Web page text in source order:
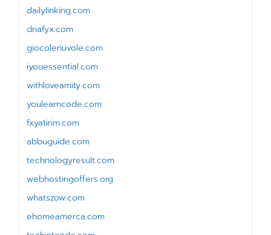
dailylinking.com
dnafyx.com
giocolenuvole.com
iyouessential.com
withloveamity.com
youlearncode.com
fxyatirim.com
abbuguide.com
technologyresult.com
webhostingoffers.org
whatszow.com
ehomeamerca.com